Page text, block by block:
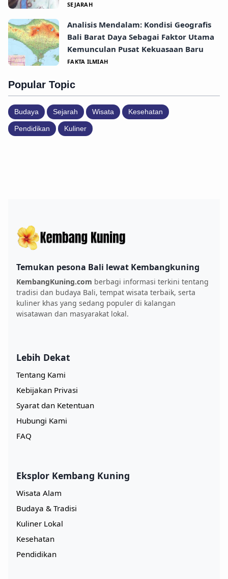
SEJARAH
Analisis Mendalam: Kondisi Geografis
Bali Barat Daya Sebagai Faktor Utama
Kemunculan Pusat Kekuasaan Baru
FAKTA ILMIAH
Popular Topic
Budaya Sejarah Wisata Kesehatan
Pendidikan Kuliner
Temukan pesona Bali lewat Kembangkuning
KembangKuning.com berbagi informasi terkini tentang
tradisi dan budaya Bali, tempat wisata terbaik, serta
kuliner khas yang sedang populer di kalangan
wisatawan dan masyarakat lokal.
Lebih Dekat
Tentang Kami
Kebijakan Privasi
Syarat dan Ketentuan
Hubungi Kami
FAQ
Eksplor Kembang Kuning
Wisata Alam
Budaya & Tradisi
Kuliner Lokal
Kesehatan
Pendidikan